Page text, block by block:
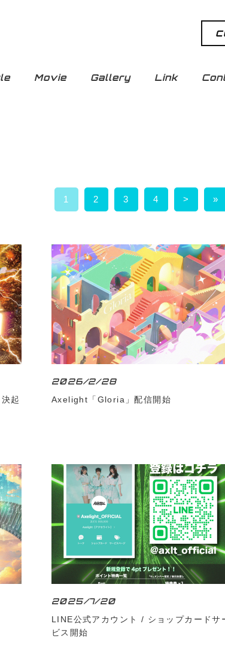
Movie Gallery Link
1 2 3 4 > »
起
2026/2/28
Axelight「Gloria」配信開始
2025/7/20
LINE公式アカウント / ショップカードサ
ビス開始